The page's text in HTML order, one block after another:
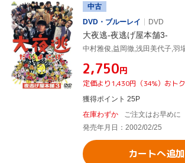
中古
DVD・ブルーレイ
DVD
大夜逃-夜逃げ屋本舗3-
¥2,750円
定価より1,430円（34%）おトク
獲得ポイント 25P
在庫わずか
ご注文はお早めに
発売年月日：2002/02/25
カートへ追加